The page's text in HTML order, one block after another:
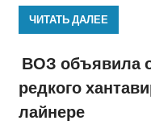
ЧИТАТЬ ДАЛЕЕ
ВОЗ объявила
редкого
лайнере